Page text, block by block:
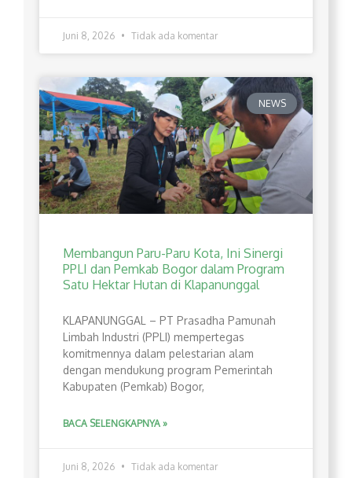
Juni 8, 2026 Tidak ada komentar
NEWS
Membangun Paru-Paru Kota, Ini Sinergi
PPLI dan Pemkab Bogor dalam Program
Satu Hektar Hutan di Klapanunggal
​KLAPANUNGGAL – PT Prasadha Pamunah
Limbah Industri (PPLI) mempertegas
komitmennya dalam pelestarian alam
dengan mendukung program Pemerintah
Kabupaten (Pemkab) Bogor,
BACA SELENGKAPNYA »
Juni 8, 2026 Tidak ada komentar